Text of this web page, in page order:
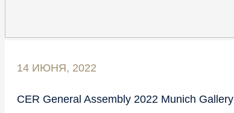
14 ИЮНЯ, 2022
CER General Assembly 2022 Munich Gallery